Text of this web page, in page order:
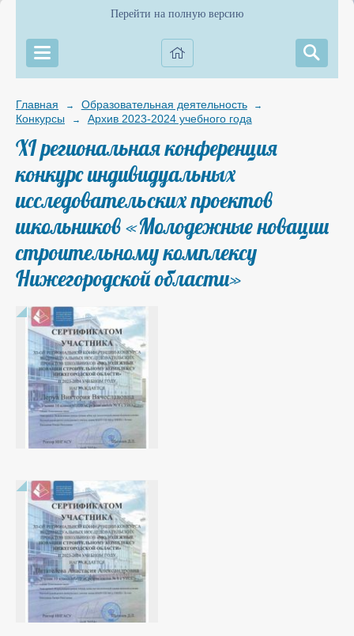
Перейти на полную версию
Главная → Образовательная деятельность →
Конкурсы → Архив 2023-2024 учебного года
XI региональная конференция
конкурс индивидуальных
исследовательских проектов
школьников «Молодежные новации
строительному комплексу
Нижегородской области»